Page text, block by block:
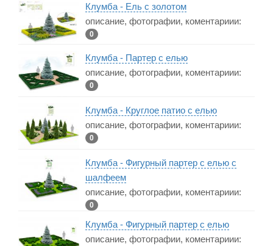
Клумба - Ель с золотом
описание, фотографии, коментариии:
0
Клумба - Партер с елью
описание, фотографии, коментариии:
0
Клумба - Круглое патио с елью
описание, фотографии, коментариии:
0
Клумба - Фигурный партер с елью с
шалфеем
описание, фотографии, коментариии:
0
Клумба - Фигурный партер с елью
описание, фотографии, коментариии: